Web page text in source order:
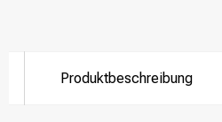
Produktbeschreibung